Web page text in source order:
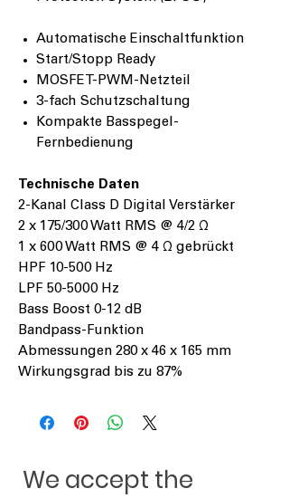
Automatische Einschaltfunktion
Start/Stopp Ready
MOSFET-PWM-Netzteil
3-fach Schutzschaltung
Kompakte Basspegel-
Fernbedienung
Technische Daten
2-Kanal Class D Digital Verstärker
2 x 175/300 Watt RMS @ 4/2 Ω
1 x 600 Watt RMS @ 4 Ω gebrückt
HPF 10-500 Hz
LPF 50-5000 Hz
Bass Boost 0-12 dB
Bandpass-Funktion
Abmessungen 280 x 46 x 165 mm
Wirkungsgrad bis zu 87%
We accept the